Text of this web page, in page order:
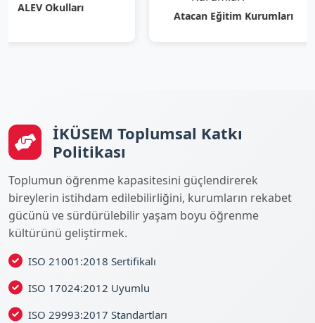
Okulları
Atacan Eğitim Kurumları
İKÜSEM Toplumsal Katkı
Politikası
Toplumun öğrenme kapasitesini güçlendirerek
bireylerin istihdam edilebilirliğini, kurumların rekabet
gücünü ve sürdürülebilir yaşam boyu öğrenme
kültürünü geliştirmek.
ISO 21001:2018 Sertifikalı
ISO 17024:2012 Uyumlu
ISO 29993:2017 Standartları